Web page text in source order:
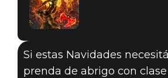
DOOM® Eternal
06 de diciembre de 2019
Si estas Navidades
prenda de abrigo con clase